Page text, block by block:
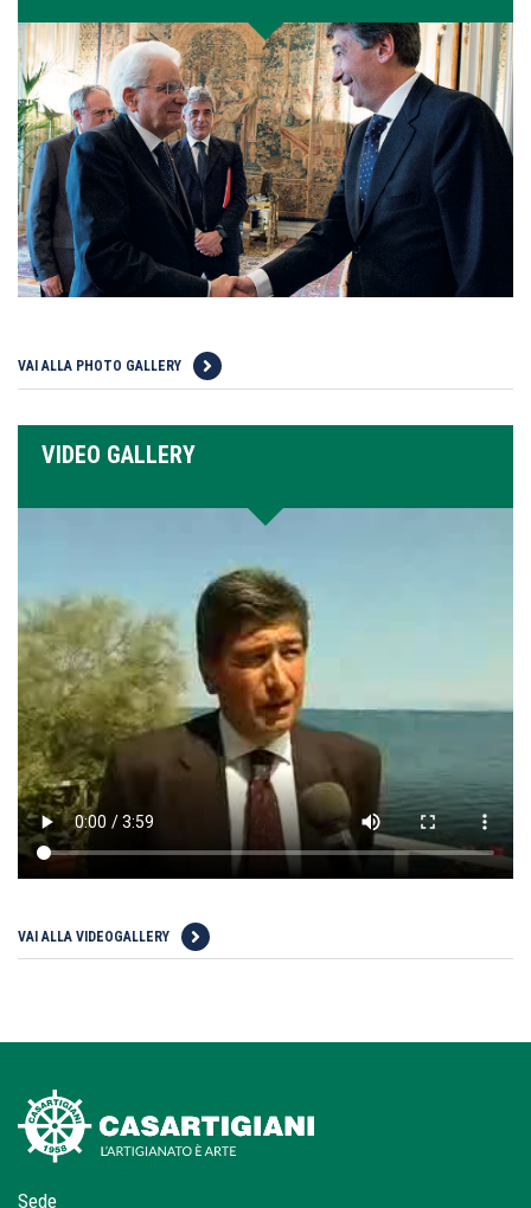
VAI ALLA PHOTO GALLERY
VIDEO GALLERY
VAI ALLA VIDEOGALLERY
Sede